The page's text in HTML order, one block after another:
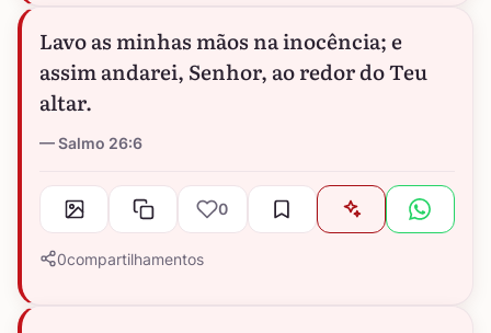
Lavo as minhas mãos na inocência; e
assim andarei, Senhor, ao redor do Teu
altar.
Salmo 26:6
0
0compartilhamentos